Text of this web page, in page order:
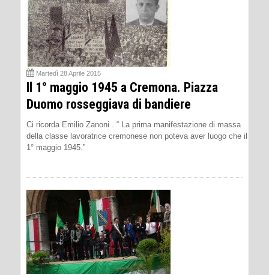
Martedì 28 Aprile 2015
Il 1° maggio 1945 a Cremona. Piazza
Duomo rosseggiava di bandiere
Ci ricorda Emilio Zanoni . “ La prima manifestazione di massa
della classe lavoratrice cremonese non poteva aver luogo che il
1° maggio 1945.”